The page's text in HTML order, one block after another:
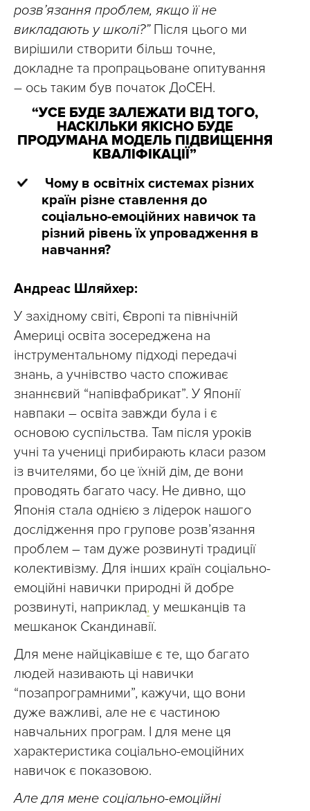
розвʼязання проблем, якщо її не
викладають у школі?”Після цього ми
вирішили створити більш точне,
докладне та пропрацьоване опитування
– ось таким був початок ДоСЕН.
“УСЕ БУДЕ ЗАЛЕЖАТИ ВІД ТОГО,
НАСКІЛЬКИ ЯКІСНО БУДЕ
ПРОДУМАНА МОДЕЛЬ ПІДВИЩЕННЯ
КВАЛІФІКАЦІЇ”
Чому в освітніх системах різних
країн різне ставлення до
соціально-емоційних навичок та
різний рівень їх упровадження в
навчання?
Андреас Шляйхер:
У західному світі, Європі та північній
Америці освіта зосереджена на
інструментальному підході передачі
знань, а учнівство часто споживає
знаннєвий “напівфабрикат”. У Японії
навпаки – освіта завжди була і є
основою суспільства. Там після уроків
учні та учениці прибирають класи разом
із вчителями, бо це їхній дім, де вони
проводять багато часу. Не дивно, що
Японія стала однією з лідерок нашого
дослідження про групове розвʼязання
проблем – там дуже розвинуті традиції
колективізму. Для інших країн соціально-
емоційні навички природні й добре
розвинуті, наприклад, у мешканців та
мешканок Скандинавії.
Для мене найцікавіше є те, що багато
людей називають ці навички
“позапрограмними”, кажучи, що вони
дуже важливі, але не є частиною
навчальних програм. І для мене ця
характеристика соціально-емоційних
навичок є показовою.
Але для мене соціально-емоційні